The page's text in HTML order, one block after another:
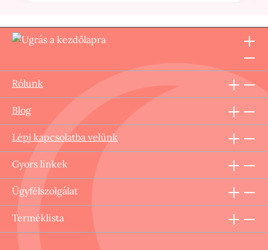
Rólunk
Blog
Lépj kapcsolatba velünk
Gyors linkek
Ügyfélszolgálat
Terméklista